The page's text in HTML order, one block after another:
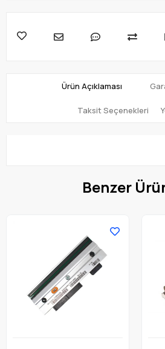
Ürün Açıklaması
Taksit Seçenekleri
Benzer